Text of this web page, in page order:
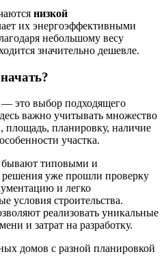
низкой
их энергоэффективными
небольшому весу
значительно дешевле.
это выбор подходящего
важно учитывать множество
площадь, планировку, наличие
участка.
бывают типовыми и
уже прошли проверку
и легко
условия строительства.
реализовать уникальные
и затрат на разработку.